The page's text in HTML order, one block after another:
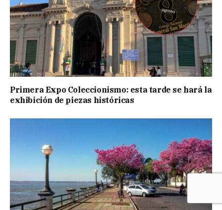
Primera Expo Coleccionismo: esta tarde se hará la
exhibición de piezas históricas